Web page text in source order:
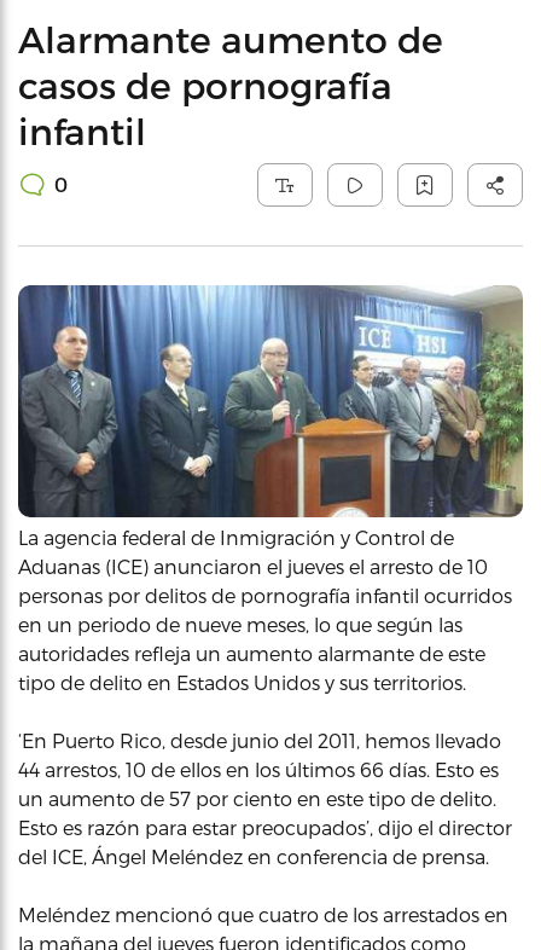
Alarmante aumento de
casos de pornografía
infantil
0
La agencia federal de Inmigración y Control de
Aduanas (ICE) anunciaron el jueves el arresto de 10
personas por delitos de pornografía infantil ocurridos
en un periodo de nueve meses, lo que según las
autoridades refleja un aumento alarmante de este
tipo de delito en Estados Unidos y sus territorios.
‘En Puerto Rico, desde junio del 2011, hemos llevado
44 arrestos, 10 de ellos en los últimos 66 días. Esto es
un aumento de 57 por ciento en este tipo de delito.
Esto es razón para estar preocupados’, dijo el director
del ICE, Ángel Meléndez en conferencia de prensa.
Meléndez mencionó que cuatro de los arrestados en
la mañana del jueves fueron identificados como